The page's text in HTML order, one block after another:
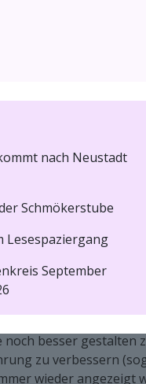
nach Neustadt
Schmökerstube
Lesespaziergang
September
besser gestalten
zu verbessern
wieder angezeigt